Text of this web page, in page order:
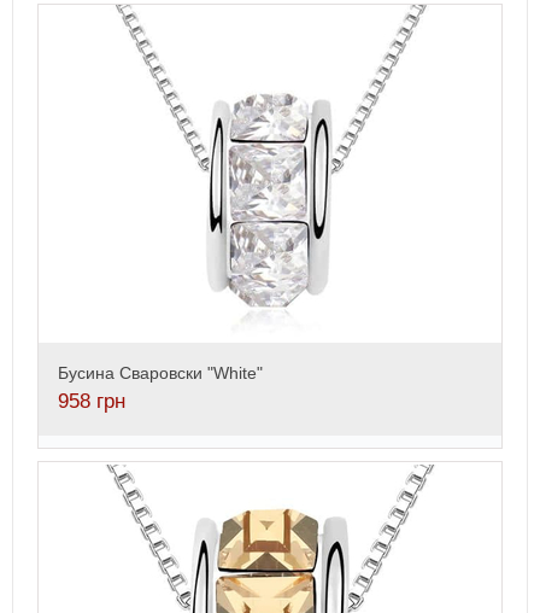
Бусина Сваровски "White"
958 грн